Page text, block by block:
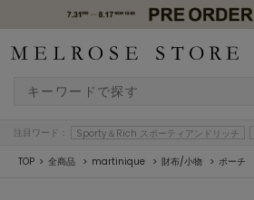
注目ワード： Sporty＆Rich スポーティアンドリッチ
TOP 全商品 martinique 財布/小物 ポーチ